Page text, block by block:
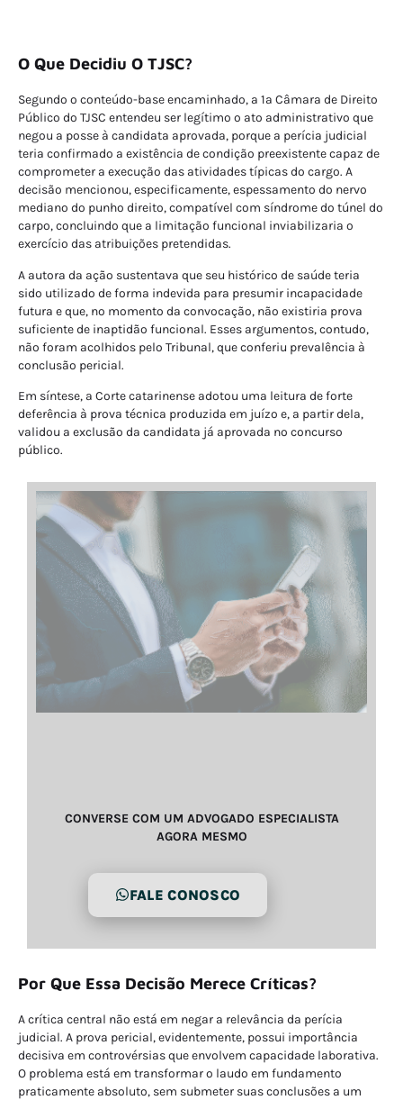
O Que Decidiu O TJSC?
Segundo o conteúdo-base encaminhado, a 1ª Câmara de Direito
Público do TJSC entendeu ser legítimo o ato administrativo que
negou a posse à candidata aprovada, porque a perícia judicial
teria confirmado a existência de condição preexistente capaz de
comprometer a execução das atividades típicas do cargo. A
decisão mencionou, especificamente, espessamento do nervo
mediano do punho direito, compatível com síndrome do túnel do
carpo, concluindo que a limitação funcional inviabilizaria o
exercício das atribuições pretendidas.
A autora da ação sustentava que seu histórico de saúde teria
sido utilizado de forma indevida para presumir incapacidade
futura e que, no momento da convocação, não existiria prova
suficiente de inaptidão funcional. Esses argumentos, contudo,
não foram acolhidos pelo Tribunal, que conferiu prevalência à
conclusão pericial.
Em síntese, a Corte catarinense adotou uma leitura de forte
deferência à prova técnica produzida em juízo e, a partir dela,
validou a exclusão da candidata já aprovada no concurso
público.
CONVERSE COM UM ADVOGADO ESPECIALISTA
AGORA MESMO
FALE CONOSCO
Por Que Essa Decisão Merece Críticas?
A crítica central não está em negar a relevância da perícia
judicial. A prova pericial, evidentemente, possui importância
decisiva em controvérsias que envolvem capacidade laborativa.
O problema está em transformar o laudo em fundamento
praticamente absoluto, sem submeter suas conclusões a um